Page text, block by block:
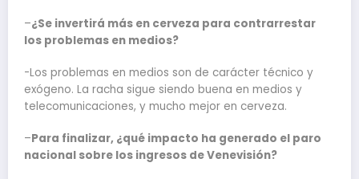
–¿Se invertirá más en cerveza para contrarrestar
los problemas en medios?
-Los problemas en medios son de carácter técnico y
exógeno. La racha sigue siendo buena en medios y
telecomunicaciones, y mucho mejor en cerveza.
–Para finalizar, ¿qué impacto ha generado el paro
nacional sobre los ingresos de Venevisión?